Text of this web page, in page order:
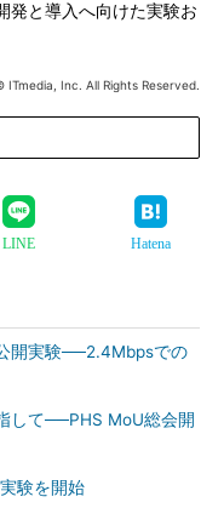
発と導入へ向けた実験お
Inc. All Rights Reserved.
LINE Hatena
開実験──2.4Mbpsでの
して──PHS MoU総会開
験を開始